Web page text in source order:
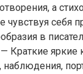
а
чувствуя себя
в
Краткие яркие
наблюдения,